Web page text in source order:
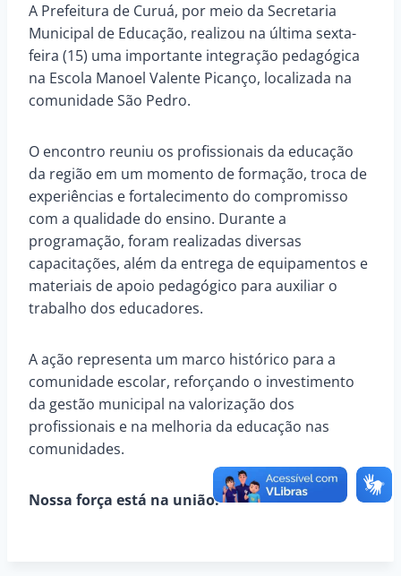
A Prefeitura de Curuá, por meio da Secretaria
Municipal de Educação, realizou na última sexta-
feira (15) uma importante integração pedagógica
na Escola Manoel Valente Picanço, localizada na
comunidade São Pedro.
O encontro reuniu os profissionais da educação
da região em um momento de formação, troca de
experiências e fortalecimento do compromisso
com a qualidade do ensino. Durante a
programação, foram realizadas diversas
capacitações, além da entrega de equipamentos e
materiais de apoio pedagógico para auxiliar o
trabalho dos educadores.
A ação representa um marco histórico para a
comunidade escolar, reforçando o investimento
da gestão municipal na valorização dos
profissionais e na melhoria da educação nas
comunidades.
Nossa força está na união.